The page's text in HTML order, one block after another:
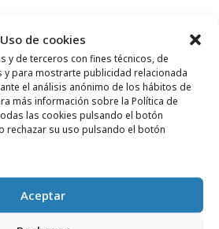
Uso de cookies
y de terceros con fines técnicos, de
y para mostrarte publicidad relacionada
el análisis anónimo de los hábitos de
más información sobre la Política de
las cookies pulsando el botón
rechazar su uso pulsando el botón
Aceptar
de Sra.Rushmore, en el
“Intangible pero cierto”